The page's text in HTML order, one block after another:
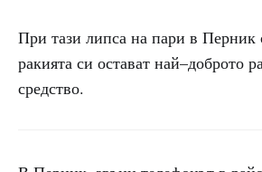
При тази липса на пари в Перник
ракията си остават най–доброто
средство.